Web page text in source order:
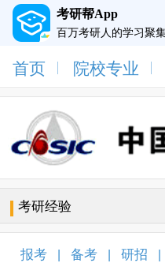
考研帮App
百万考研人的学习聚
首页 院校专业
考研经验
报考 备考 研招